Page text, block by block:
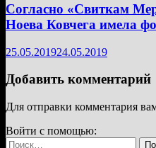
Согласно «Свиткам
Ноева Ковчега имела
25.05.201924.05.2019
Добавить комментарий
Для отправки комментария
Войти с помощью:
Найти: